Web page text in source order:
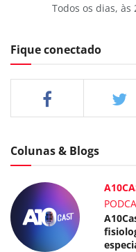
Todos os dias, às
Fique conectado
Colunas & Blogs